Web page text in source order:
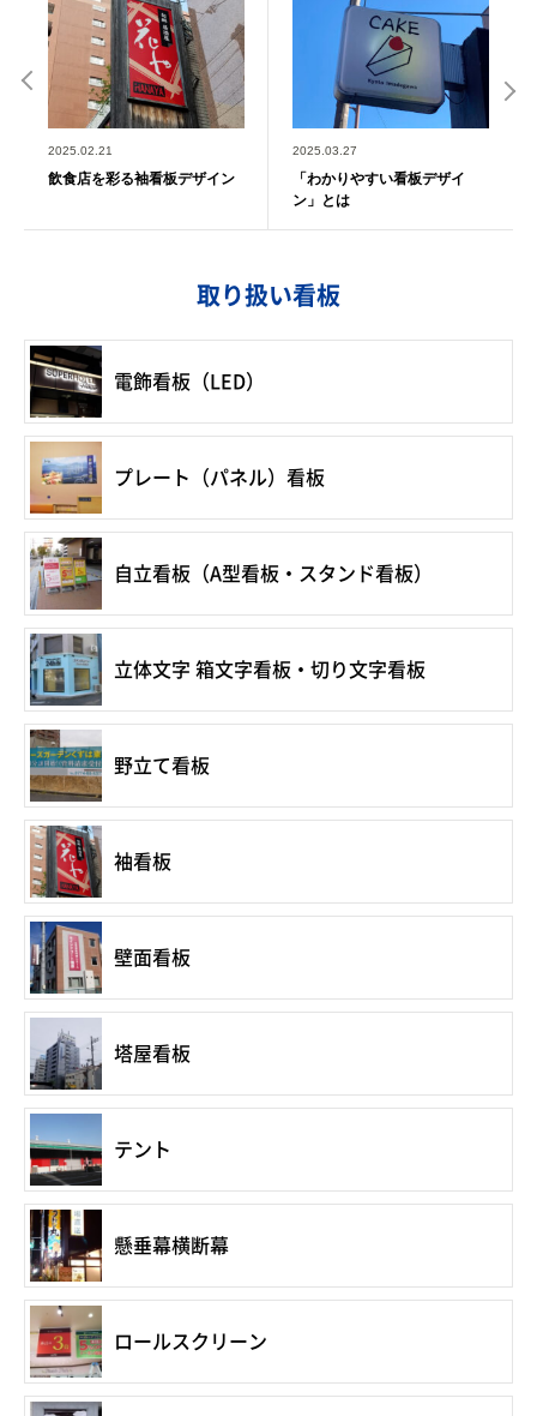
2025.02.21
飲食店を彩る袖看板デザイン
2025.03.27
「わかりやすい看板デザイ
ン」とは
取り扱い看板
電飾看板（LED）
プレート（パネル）看板
自立看板（A型看板・スタンド看板）
立体文字 箱文字看板・切り文字看板
野立て看板
袖看板
壁面看板
塔屋看板
テント
懸垂幕横断幕
ロールスクリーン